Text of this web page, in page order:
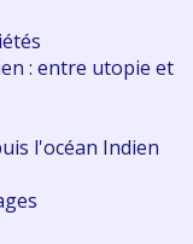
: entre utopie et
l'océan Indien